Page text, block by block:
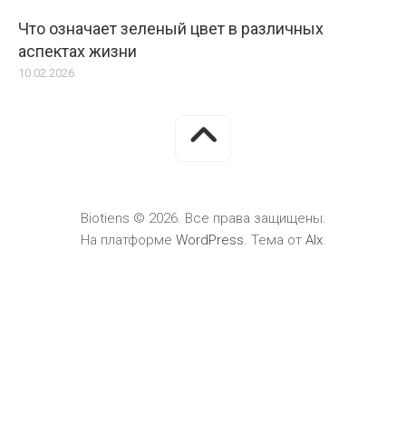
Что означает зеленый цвет в различных
аспектах жизни
10.02.2026
Biotiens © 2026. Все права защищены.
На платформе WordPress. Тема от Alx.